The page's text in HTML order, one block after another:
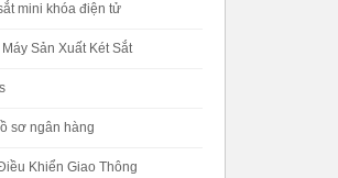
mini khóa điện tử
Máy Sản Xuất Két Sắt
sơ ngân hàng
Khiển Giao Thông